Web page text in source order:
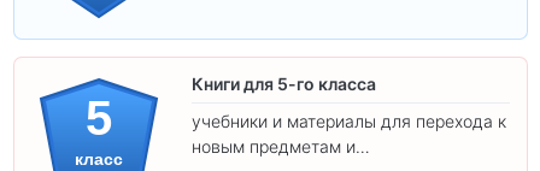
5
класс
Книги для 5-го класса
учебники и материалы для перехода к
новым предметам и